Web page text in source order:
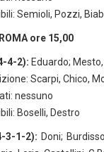
Semioli, Pozzi,
ore 15,00
4-2): Eduardo;
Scarpi, Chico,
nessuno
Boselli, Destro
3-1-2): Doni;